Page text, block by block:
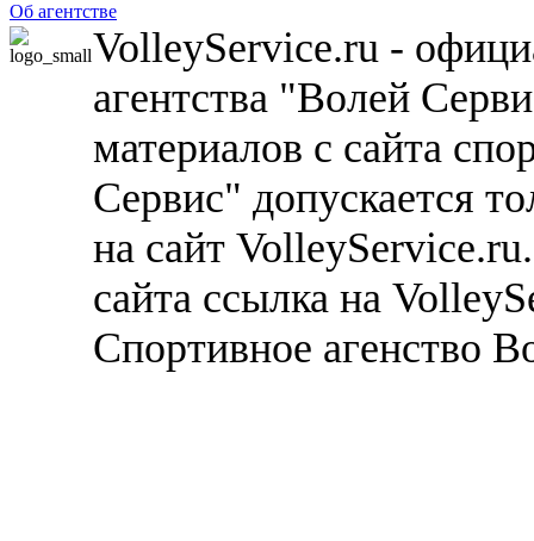
Об агентстве
VolleyService.ru -
агентства "Волей
материалов с сайта
Сервис" допускается
на сайт
сайта ссылка на
Спортивное агенство